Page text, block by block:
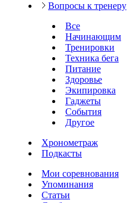
Вопросы к тренеру
Все
Начинающим
Тренировки
Техника бега
Питание
Здоровье
Экипировка
Гаджеты
События
Другое
Хронометраж
Подкасты
Мои соревнования
Упоминания
Статьи